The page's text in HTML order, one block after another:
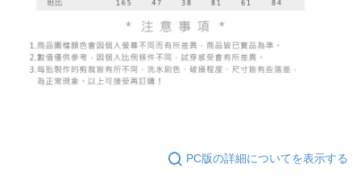
PC版の詳細についてを表示する